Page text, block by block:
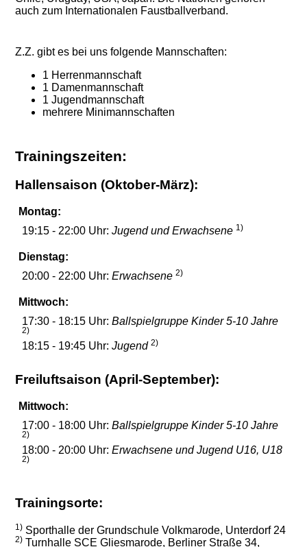
auch zum Internationalen Faustballverband.
Z.Z. gibt es bei uns folgende Mannschaften:
1 Herrenmannschaft
1 Damenmannschaft
1 Jugendmannschaft
mehrere Minimannschaften
Trainingszeiten:
Hallensaison (Oktober-März):
Montag:
19:15 - 22:00 Uhr:Jugend und Erwachsene 1)
Dienstag:
20:00 - 22:00 Uhr:Erwachsene 2)
Mittwoch:
17:30 - 18:15 Uhr:Ballspielgruppe Kinder 5-10 Jahre
2)
18:15 - 19:45 Uhr:Jugend 2)
Freiluftsaison (April-September):
Mittwoch:
17:00 - 18:00 Uhr:Ballspielgruppe Kinder 5-10 Jahre
2)
18:00 - 20:00 Uhr:Erwachsene und Jugend U16, U18
2)
Trainingsorte:
1) Sporthalle der Grundschule Volkmarode, Unterdorf 24
2) Turnhalle SCE Gliesmarode, Berliner Straße 34,